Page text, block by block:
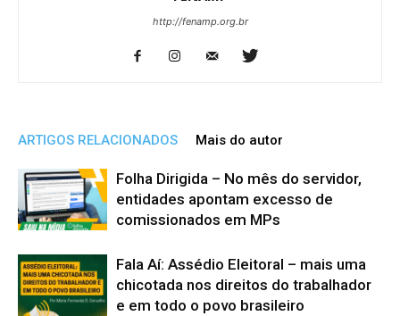
http://fenamp.org.br
ARTIGOS RELACIONADOS Mais do autor
Folha Dirigida – No mês do servidor,
entidades apontam excesso de
comissionados em MPs
Fala Aí: Assédio Eleitoral – mais uma
chicotada nos direitos do trabalhador
e em todo o povo brasileiro